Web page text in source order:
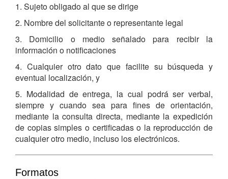
1. Sujeto obligado al que se dirige
2. Nombre del solicitante o representante legal
3. Domicilio o medio señalado para recibir la
información o notificaciones
4. Cualquier otro dato que facilite su búsqueda y
eventual localización, y
5. Modalidad de entrega, la cual podrá ser verbal,
siempre y cuando sea para fines de orientación,
mediante la consulta directa, mediante la expedición
de copias simples o certificadas o la reproducción de
cualquier otro medio, incluso los electrónicos.
Formatos